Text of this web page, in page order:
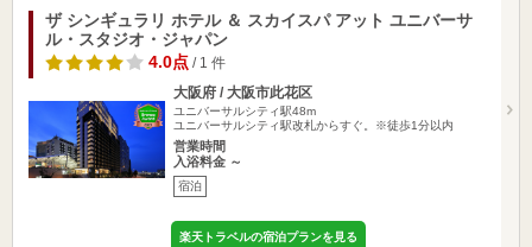
ザ シンギュラリ ホテル ＆ スカイスパ アット ユニバーサ
ル・スタジオ・ジャパン
4.0点 / 1 件
大阪府 / 大阪市此花区
ユニバーサルシティ駅48m
ユニバーサルシティ駅改札からすぐ。※徒歩1分以内
営業時間
入浴料金 ～
宿泊
楽天トラベルの宿泊プランを見る